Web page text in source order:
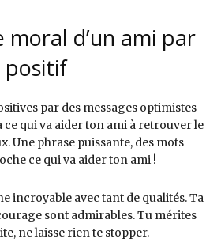
moral d’un ami par
positif
par des messages optimistes
ce qui va aider ton ami à retrouver le
Une phrase puissante, des mots
ce qui va aider ton ami !
incroyable avec tant de qualités. Ta
sont admirables. Tu mérites
ne laisse rien te stopper.